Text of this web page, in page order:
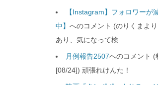
【Instagram】フォロワーが
中】へのコメント (のりくまよ
あり、気になって検
月例報告2507へのコメント (
[08/24]) 頑張れけんた！